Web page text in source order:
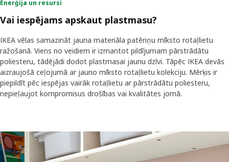
Enerģija un resursi
Vai iespējams apskaut plastmasu?
IKEA vēlas samazināt jauna materiāla patēriņu mīksto rotaļlietu
ražošanā. Viens no veidiem ir izmantot pildījumam pārstrādātu
poliesteru, tādējādi dodot plastmasai jaunu dzīvi. Tāpēc IKEA devās
aizraujošā ceļojumā ar jauno mīksto rotaļlietu kolekciju. Mērķis ir
piepildīt pēc iespējas vairāk rotaļlietu ar pārstrādātu poliesteru,
nepieļaujot kompromisus drošības vai kvalitātes jomā.